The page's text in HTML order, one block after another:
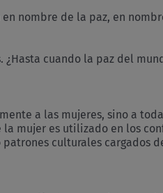
nombre de la paz, en
¿Hasta cuando la paz del
a las mujeres, sino a
mujer es utilizado en los
culturales cargados